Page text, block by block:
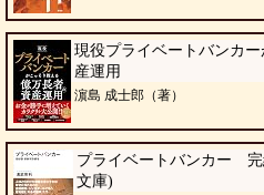
現役プライベートバンカ
産運用
濵島 成士郎（著）
プライベートバンカー
文庫)